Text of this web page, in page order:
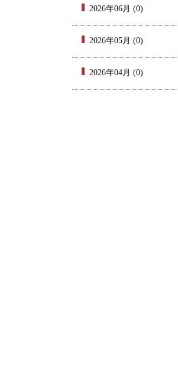
2026年06月 (0)
2026年05月 (0)
2026年04月 (0)